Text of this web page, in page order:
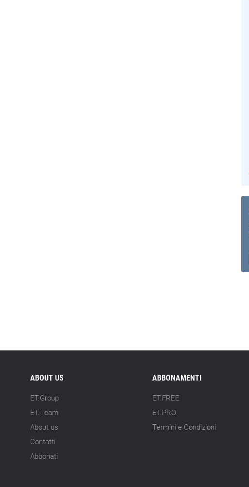
ABOUT US
ET.Group
ET.Team
About us
Contatti
Abbonati
ABBONAMENTI
ET.FREE
ET.PRO
Termini e Condizioni